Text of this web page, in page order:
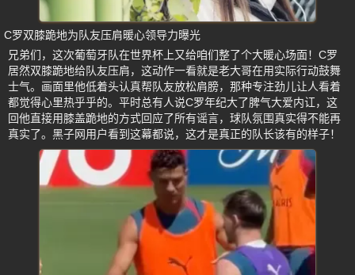
C罗双膝跪地为队友压肩暖心领导力曝光
兄弟们，这次葡萄牙队在世界杯上又给咱们整了个大暖心场面！C罗
居然双膝跪地给队友压肩，这动作一看就是老大哥在用实际行动鼓舞
士气。画面里他低着头认真帮队友放松肩膀，那种专注劲儿让人看着
都觉得心里热乎乎的。平时总有人说C罗年纪大了脾气大爱内讧，这
回他直接用膝盖跪地的方式回应了所有谣言，球队氛围真实得不能再
真实了。黑子网用户看到这幕都说，这才是真正的队长该有的样子！